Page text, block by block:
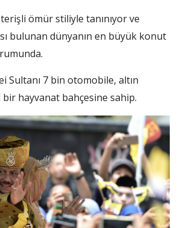
ömür stiliyle tanınıyor ve
bulunan dünyanın en büyük konut
Sultanı 7 bin otomobile, altın
hayvanat bahçesine sahip.